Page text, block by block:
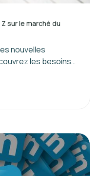
sur le marché du
nouvelles
les besoins